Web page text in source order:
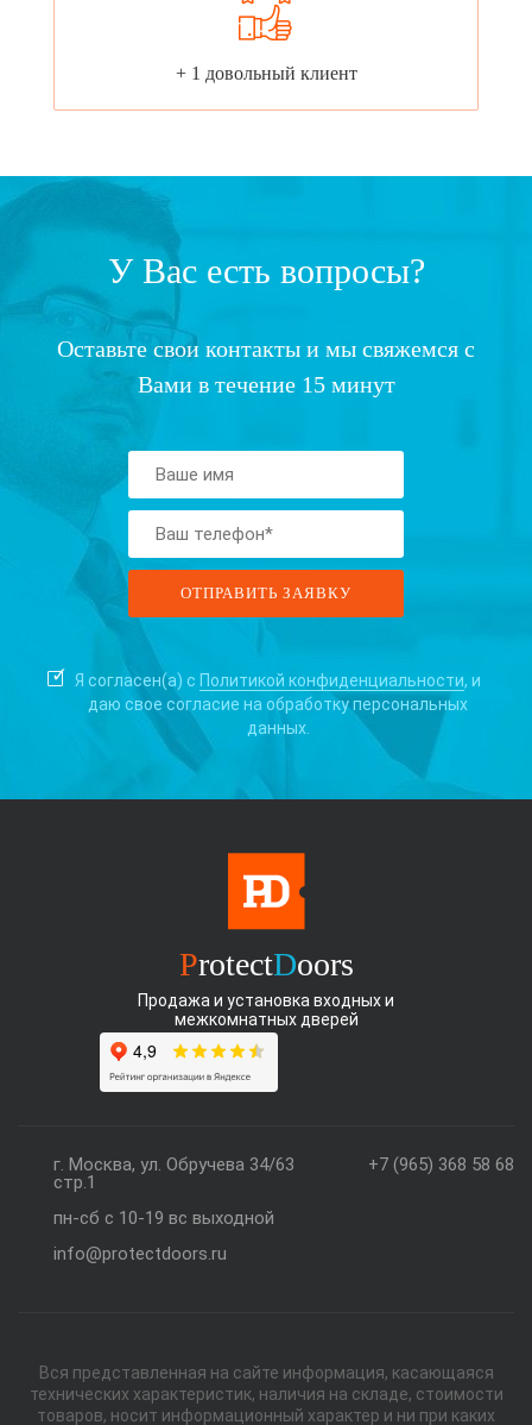
+ 1 довольный клиент
У Вас есть вопросы?
Оставьте свои контакты и мы свяжемся с
Вами в течение 15 минут
Я согласен(а) с Политикой конфиденциальности, и
даю свое согласие на обработку персональных
данных.
ProtectDoors
Продажа и установка входных и
межкомнатных дверей
+7 (965) 368 58 68
г. Москва, ул. Обручева 34/63
стр.1
пн-сб с 10-19 вс выходной
info@protectdoors.ru
Вся представленная на сайте информация, касающаяся
технических характеристик, наличия на складе, стоимости
товаров, носит информационный характер и ни при каких